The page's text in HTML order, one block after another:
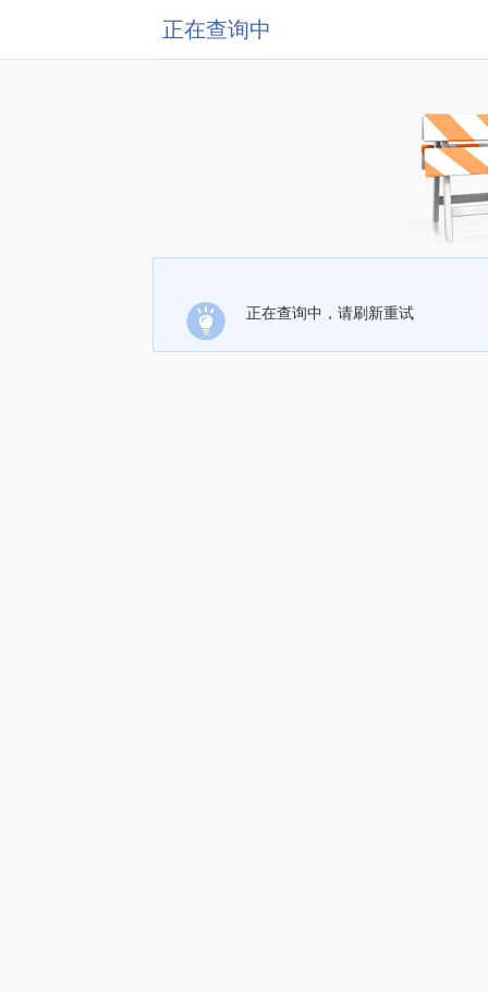
正在查询中
正在查询中，请刷新重试